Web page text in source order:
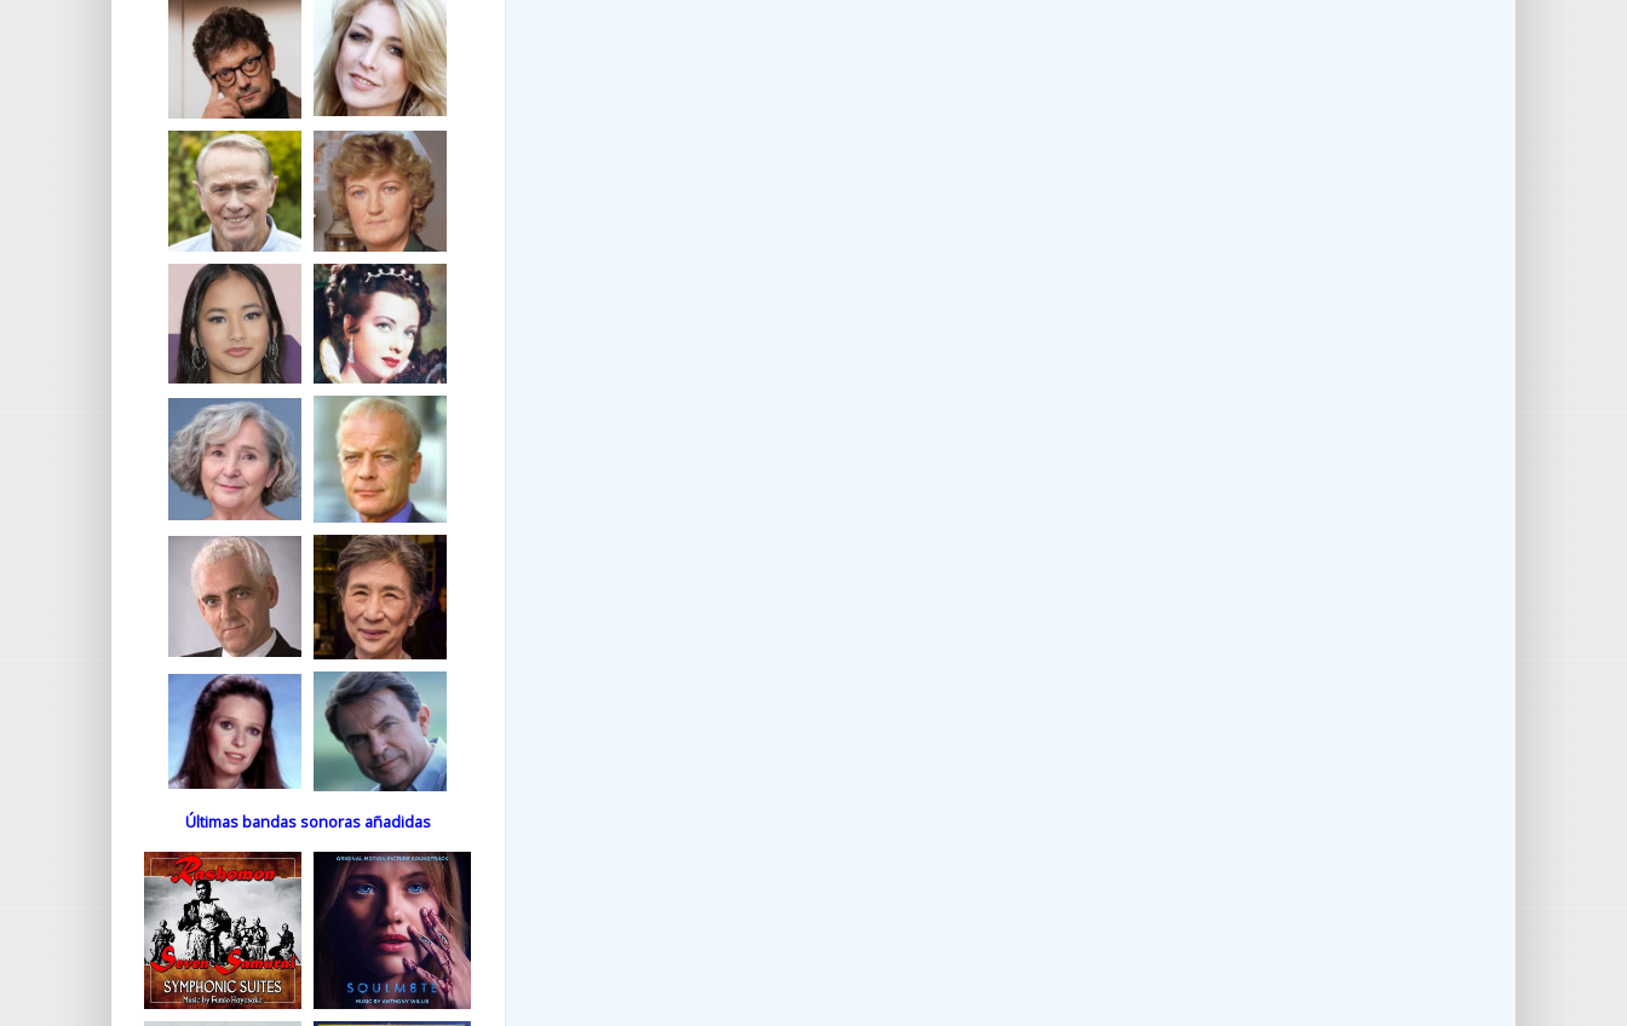
Últimas bandas sonoras añadidas